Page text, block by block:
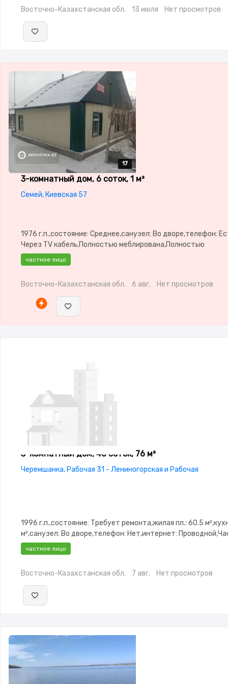
Восточно-Казахстанская обл. 13 июля Нет просмотров
17
17
17
17
17
3-комнатный дом, 6 соток, 1 м²
Семей, Киевская 57
1976 г.п.,состояние: Среднее,санузел: Во дворе,телефон:
Через TV кабель,Полностью меблирована,Полностью
меблирована,Видеонаблюдение,Баня,Бассейн,Гараж,Сад
частное лицо
Восточно-Казахстанская обл. 6 авг. Нет просмотров
3-комнатный дом, 40 соток, 76 м²
Черемшанка, Рабочая 31 - Лениногорская и Рабочая
1996 г.п.,состояние: Требует ремонта,жилая пл.: 60.5
м²,санузел: Во дворе,телефон: Нет,интернет:
меблирована,Частично меблирована,Гараж
частное лицо
Восточно-Казахстанская обл. 7 авг. Нет просмотров